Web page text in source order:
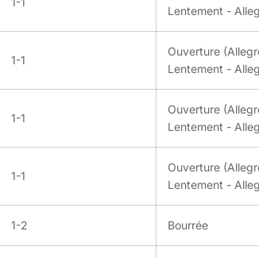
Lentement -
1-1
Ouverture
Lentement -
1-1
Ouverture
Lentement -
1-1
Ouverture
Lentement -
1-2 Bourrée